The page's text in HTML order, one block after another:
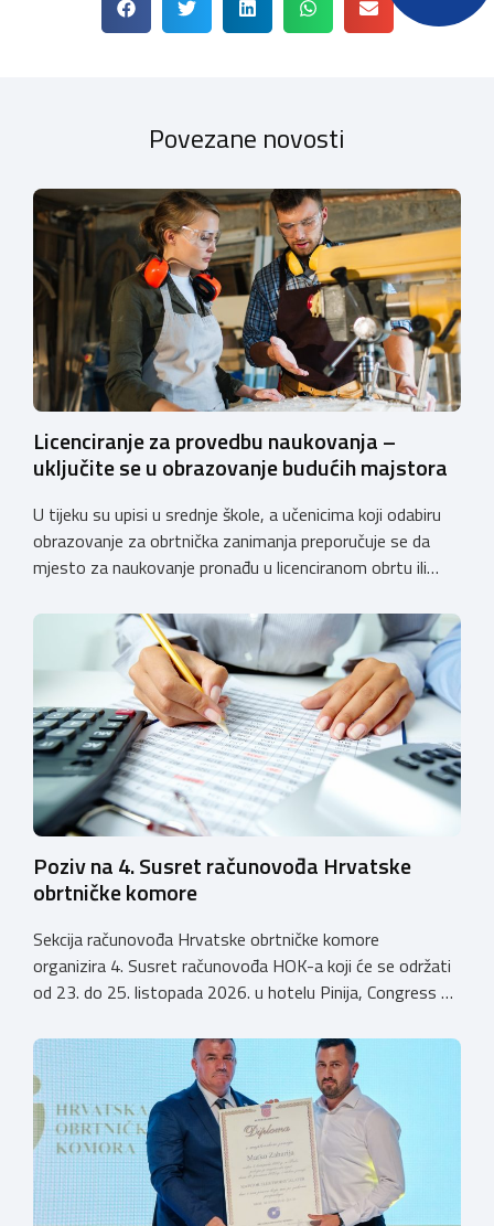
Povezane novosti
Licenciranje za provedbu naukovanja –
uključite se u obrazovanje budućih majstora
U tijeku su upisi u srednje škole, a učenicima koji odabiru
obrazovanje za obrtnička zanimanja preporučuje se da
mjesto za naukovanje pronađu u licenciranom obrtu ili
koji još nemaju licenciju da pokrenu postupak
licenciranja kako bi budućim učenicima omogućili
kvalitetno i sigurno stjecanje praktičnih znanja, a
istodobno ulagali u razvoj […]
Poziv na 4. Susret računovođa Hrvatske
obrtničke komore
Sekcija računovođa Hrvatske obrtničke komore
organizira 4. Susret računovođa HOK-a koji će se održati
od 23. do 25. listopada 2026. u hotelu Pinija, Congress &
otvoren u petak, 23. listopada 2026. u
poslijepodnevnim, uz uvodno predavanje i pozdrav
domaćina. Tijekom subote, 24. listopada, održavat će se
predavanja, interaktivne radionice te okrugli stolovi na
aktualne teme. […]